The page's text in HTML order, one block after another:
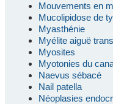
Mouvements en
Mucolipidose de
Myasthénie
Myélite aiguë
Myosites
Myotonies du
Naevus sébacé
Nail patella
Néoplasies